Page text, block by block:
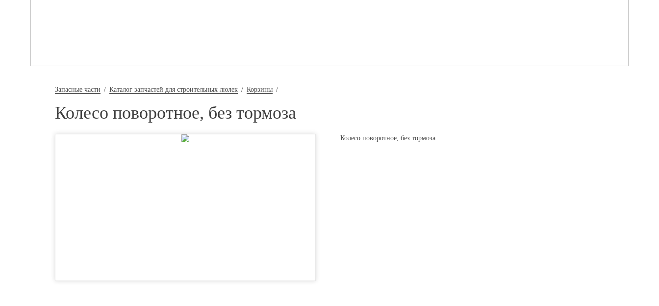
Запасные части / Каталог запчастей для строительных люлек / Корзины /
Колесо поворотное, без тормоза
Колесо поворотное, без тормоза